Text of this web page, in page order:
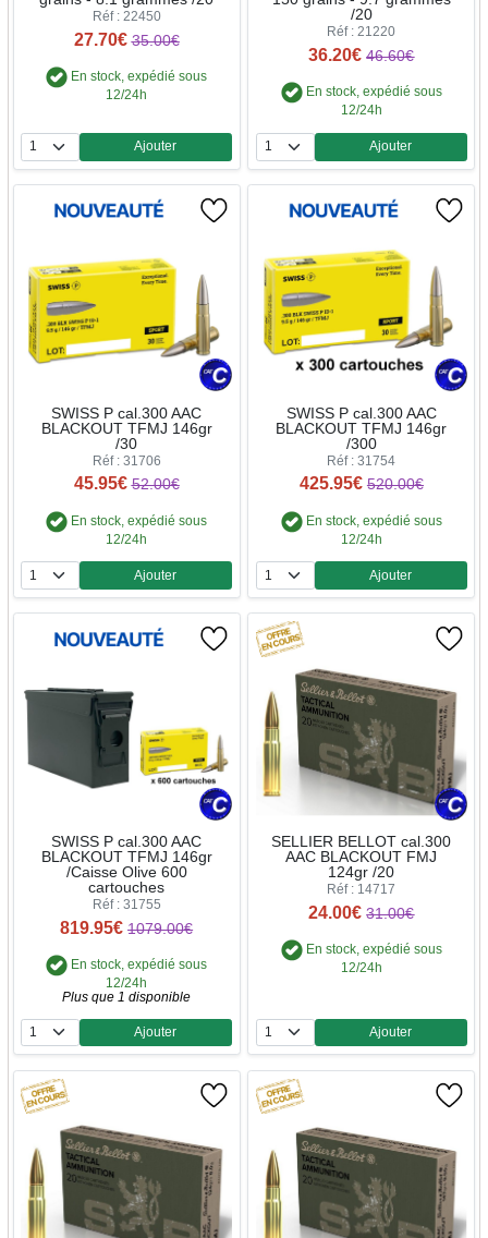
Réf : 22450
27.70€ 35.00€
En stock, expédié sous
12/24h
Quantité
Ajouter
/20
Réf : 21220
36.20€ 46.60€
En stock, expédié sous
12/24h
Quantité
Ajouter
SWISS P cal.300 AAC
BLACKOUT TFMJ 146gr
/30
Réf : 31706
45.95€ 52.00€
En stock, expédié sous
12/24h
Quantité
Ajouter
SWISS P cal.300 AAC
BLACKOUT TFMJ 146gr
/300
Réf : 31754
425.95€ 520.00€
En stock, expédié sous
12/24h
Quantité
Ajouter
SWISS P cal.300 AAC
BLACKOUT TFMJ 146gr
/Caisse Olive 600
cartouches
Réf : 31755
819.95€ 1079.00€
En stock, expédié sous
12/24h
Plus que 1 disponible
Quantité
Ajouter
SELLIER BELLOT cal.300
AAC BLACKOUT FMJ
124gr /20
Réf : 14717
24.00€ 31.00€
En stock, expédié sous
12/24h
Quantité
Ajouter